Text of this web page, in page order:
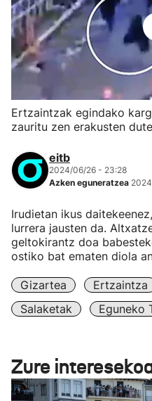
Ertzaintzak egindako
zauritu zen erakusten
eitb
2024/06/26 - 23:28
Azken eguneratzea
Irudietan ikus
lurrera jausten da.
geltokirantz doa
ostiko bat ematen diola
Gizartea Ertzaintza
Salaketak
Eguneko
Zure